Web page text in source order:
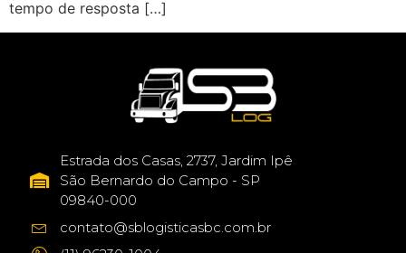
tempo de resposta […]
Estrada dos Casas, 2737, Jardim Ipê
São Bernardo do Campo - SP
09840-000
contato@sblogisticasbc.com.br